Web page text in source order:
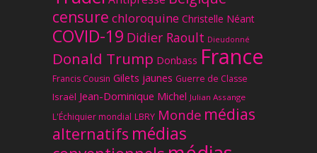
censure chloroquine Christelle Néant
COVID-19 Didier Raoult Dieudonné
Donald Trump Donbass France
Francis Cousin Gilets jaunes Guerre de Classe
Israël Jean-Dominique Michel Julian Assange
L'Échiquier mondial LBRY Monde médias
alternatifs médias